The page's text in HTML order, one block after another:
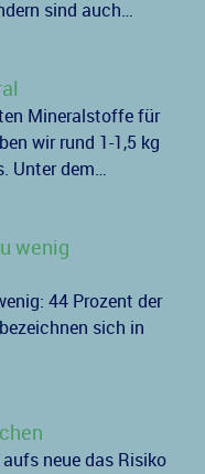
sind auch…
Mineralstoffe für
wir rund 1-1,5 kg
Unter dem…
wenig
44 Prozent der
sich in
neue das Risiko